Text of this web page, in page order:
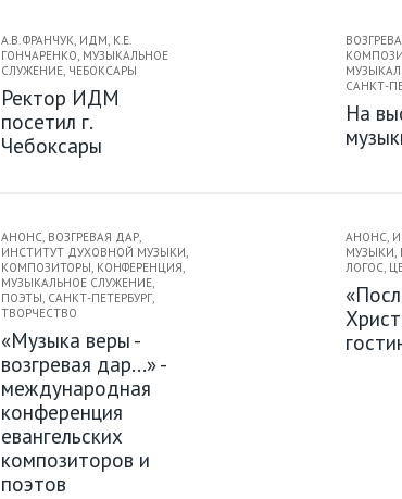
А.В. ФРАНЧУК, ИДМ, К.Е.
ГОНЧАРЕНКО, МУЗЫКАЛЬНОЕ
СЛУЖЕНИЕ, ЧЕБОКСАРЫ
Ректор ИДМ
посетил г.
Чебоксары
САНКТ-
На
АНОНС, ВОЗГРЕВАЯ ДАР,
ИНСТИТУТ ДУХОВНОЙ МУЗЫКИ,
КОМПОЗИТОРЫ, КОНФЕРЕНЦИЯ,
МУЗЫКАЛЬНОЕ СЛУЖЕНИЕ,
ПОЭТЫ, САНКТ-ПЕТЕРБУРГ,
ТВОРЧЕСТВО
«Музыка веры -
возгревая дар...» -
международная
конференция
евангельских
композиторов и
поэтов
АНОНС,
МУЗЫКИ,
ЛОГОС,